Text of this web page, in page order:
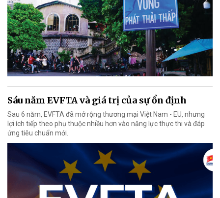
Sáu năm EVFTA và giá trị của sự ổn định
Sau 6 năm, EVFTA đã mở rộng thương mại Việt Nam - EU, nhưng
lợi ích tiếp theo phụ thuộc nhiều hơn vào năng lực thực thi và đáp
ứng tiêu chuẩn mới.